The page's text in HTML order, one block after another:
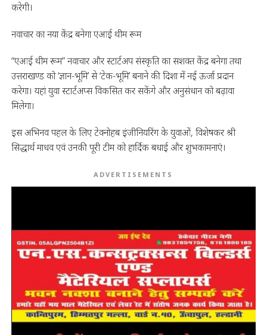
करेगी।
नवाचार का नया केंद्र बनेगा एआई थीम रूम
“एआई थीम रूम” नवाचार और स्टार्टअप संस्कृति का सशक्त केंद्र बनेगा तथा
उत्तराखण्ड को ‘ज्ञान-भूमि’ से ‘टेक-भूमि’ बनाने की दिशा में नई ऊर्जा प्रदान
करेगा। यहां युवा स्टार्टअप्स विकसित कर सकेंगे और अनुसंधान को बढ़ावा
मिलेगा।
इस अभिनव पहल के लिए टेक्नोहब इंजीनियरिंग के युवाओं, विशेषकर श्री
सिद्धार्थ माधव एवं उनकी पूरी टीम को हार्दिक बधाई और शुभकामनाएं।
ADVERTISEMENTS